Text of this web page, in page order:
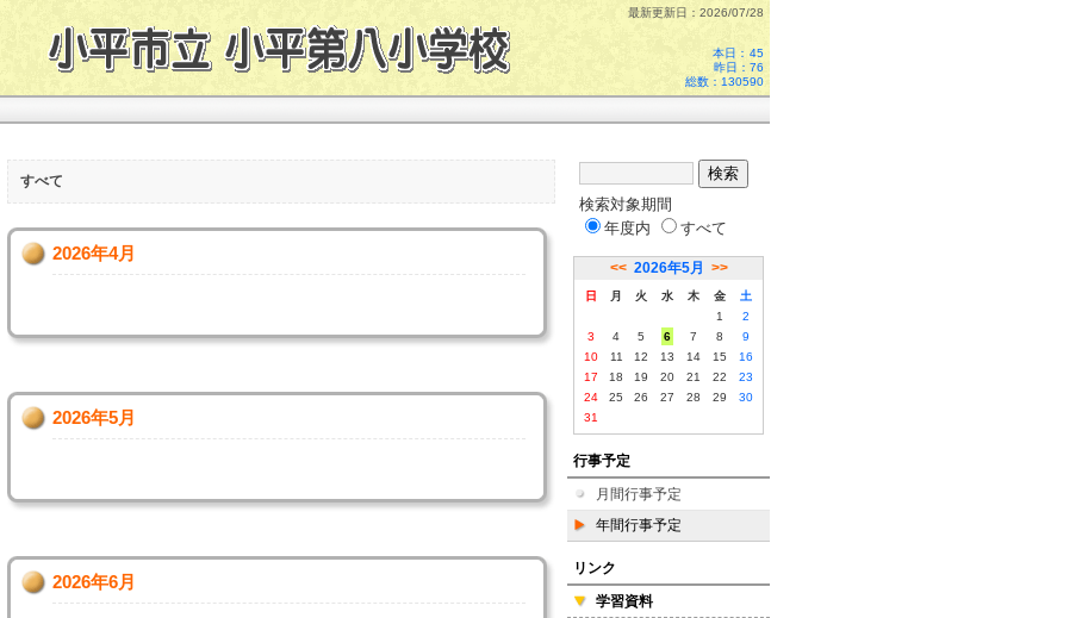
最新更新日：2026/07/28
本日： 45
昨日：76
総数：130590
すべて
2026年4月
2026年5月
2026年6月
検索対象期間
年度内
すべて
<< 2026年5月 >>
日 月 火 水 木 金
土
1
2
3
4 5 6 7 8
9
10
11 12 13 14 15
16
17
18 19 20 21 22
23
24
25 26 27 28 29
30
31
行事予定
月間行事予定
年間行事予定
リンク
学習資料